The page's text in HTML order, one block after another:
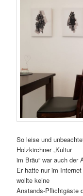
So leise und
Holzkirchner „Kultur
im Bräu“ war auch der
Er hatte nur im
wollte keine
Anstands-Pflichtgäste